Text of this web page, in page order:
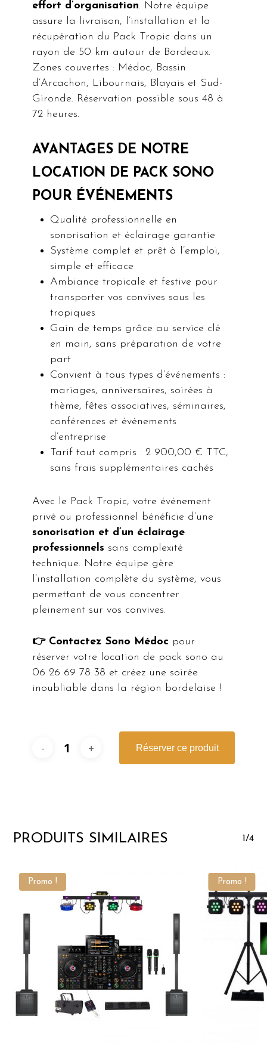
effort d’organisation. Notre équipe
assure la livraison, l’installation et la
récupération du Pack Tropic dans un
rayon de 50 km autour de Bordeaux.
Zones couvertes : Médoc, Bassin
d’Arcachon, Libournais, Blayais et Sud-
Gironde. Réservation possible sous 48 à
72 heures.
AVANTAGES DE NOTRE
LOCATION DE PACK SONO
POUR ÉVÉNEMENTS
Qualité professionnelle en
sonorisation et éclairage garantie
Système complet et prêt à l’emploi,
simple et efficace
Ambiance tropicale et festive pour
transporter vos convives sous les
tropiques
Gain de temps grâce au service clé
en main, sans préparation de votre
part
Convient à tous types d’événements :
mariages, anniversaires, soirées à
thème, fêtes associatives, séminaires,
conférences et événements
d’entreprise
Tarif tout compris : 2 900,00 € TTC,
sans frais supplémentaires cachés
Avec le Pack Tropic, votre événement
privé ou professionnel bénéficie d’une
sonorisation et d’un éclairage
professionnels sans complexité
technique. Notre équipe gère
l’installation complète du système, vous
permettant de vous concentrer
pleinement sur vos convives.
👉 Contactez Sono Médoc pour
réserver votre location de pack sono au
06 26 69 78 38 et créez une soirée
inoubliable dans la région bordelaise !
Réserver ce produit
PRODUITS SIMILAIRES 1/4
Promo ! Promo !